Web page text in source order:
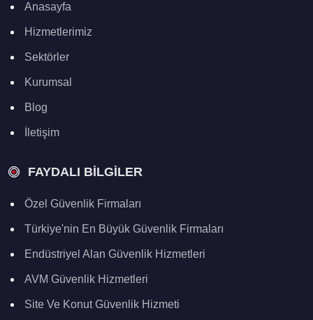
Anasayfa
Hizmetlerimiz
Sektörler
Kurumsal
Blog
İletişim
FAYDALI BILGILER
Özel Güvenlik Firmaları
Türkiye'nin En Büyük Güvenlik Firmaları
Endüstriyel Alan Güvenlik Hizmetleri
AVM Güvenlik Hizmetleri
Site Ve Konut Güvenlik Hizmeti